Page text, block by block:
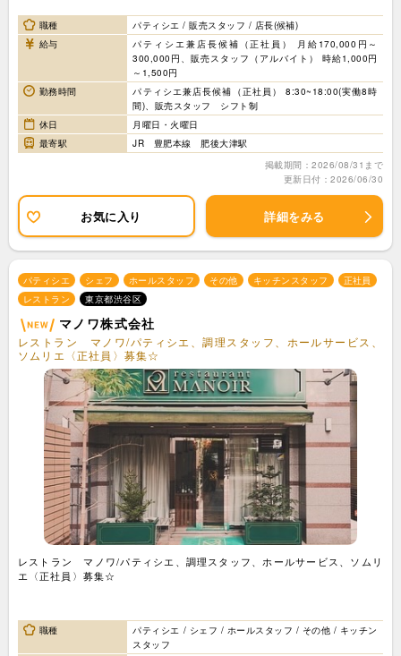
職種
パティシエ / 販売スタッフ / 店長(候補)
給与
パティシエ兼店長候補（正社員） 月給170,000円～
300,000円、販売スタッフ（アルバイト） 時給1,000円
～1,500円
勤務時間
パティシエ兼店長候補（正社員） 8:30~18:00(実働8時
間)、販売スタッフ シフト制
休日
月曜日・火曜日
最寄駅
JR 豊肥本線 肥後大津駅
掲載期間：2026/08/31まで
更新日付：2026/06/30
お気に入り 詳細をみる
パティシエ シェフ ホールスタッフ その他 キッチンスタッフ
正社員
レストラン
東京都渋谷区
マノワ株式会社
レストラン マノワ/パティシエ、調理スタッフ、ホールサービス、
ソムリエ〈正社員〉募集☆
レストラン マノワ/パティシエ、調理スタッフ、ホールサービス、ソムリ
エ〈正社員〉募集☆
職種
パティシエ / シェフ / ホールスタッフ / その他 / キッチン
スタッフ